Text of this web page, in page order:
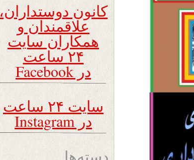
کانون دوستداران،
علاقمندان و
همکاران سایت
۲۴ ساعت
در Facebook
سایت ۲۴ ساعت
در Instagram
دسته‌ها